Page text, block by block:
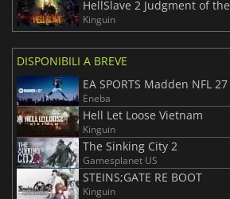
HellSlave 2 Judgment of
Kinguin
DISPONIBILI A BREVE
EA SPORTS Madden NFL 27
Eneba
Hell Let Loose Vietnam
Kinguin
The Sinking City 2
Gamesplanet US
STEINS;GATE RE BOOT
Kinguin